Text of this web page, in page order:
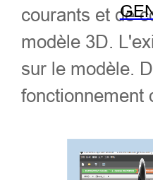
courants et de
modèle 3D.
sur le modèle.
fonctionnement